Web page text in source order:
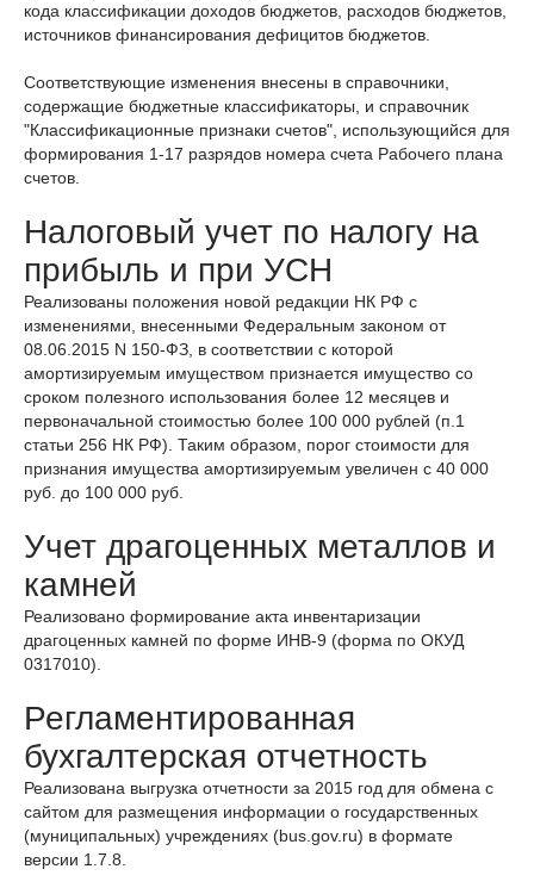
кода классификации доходов бюджетов, расходов бюджетов,
источников финансирования дефицитов бюджетов.
Соответствующие изменения внесены в справочники,
содержащие бюджетные классификаторы, и справочник
"Классификационные признаки счетов", использующийся для
формирования 1-17 разрядов номера счета Рабочего плана
счетов.
Налоговый учет по налогу на
прибыль и при УСН
Реализованы положения новой редакции НК РФ с
изменениями, внесенными Федеральным законом от
08.06.2015 N 150-ФЗ, в соответствии с которой
амортизируемым имуществом признается имущество со
сроком полезного использования более 12 месяцев и
первоначальной стоимостью более 100 000 рублей (п.1
статьи 256 НК РФ). Таким образом, порог стоимости для
признания имущества амортизируемым увеличен с 40 000
руб. до 100 000 руб.
Учет драгоценных металлов и
камней
Реализовано формирование акта инвентаризации
драгоценных камней по форме ИНВ-9 (форма по ОКУД
0317010).
Регламентированная
бухгалтерская отчетность
Реализована выгрузка отчетности за 2015 год для обмена с
сайтом для размещения информации о государственных
(муниципальных) учреждениях (bus.gov.ru) в формате
версии 1.7.8.